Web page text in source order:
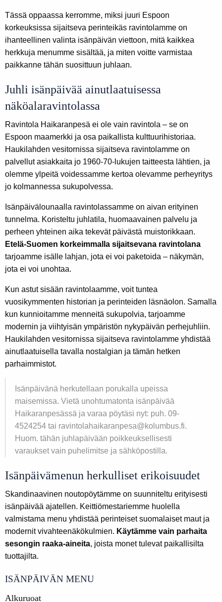
Tässä oppaassa kerromme, miksi juuri Espoon
korkeuksissa sijaitseva perinteikäs ravintolamme on
ihanteellinen valinta isänpäivän viettoon, mitä kaikkea
herkkuja menumme sisältää, ja miten voitte varmistaa
paikkanne tähän suosittuun juhlaan.
Juhli isänpäivää ainutlaatuisessa
näköalaravintolassa
Ravintola Haikaranpesä ei ole vain ravintola – se on
Espoon maamerkki ja osa paikallista kulttuurihistoriaa.
Haukilahden vesitornissa sijaitseva ravintolamme on
palvellut asiakkaita jo 1960-70-lukujen taitteesta lähtien, ja
olemme ylpeitä voidessamme kertoa olevamme perheyritys
jo kolmannessa sukupolvessa.
Isänpäivälounaalla ravintolassamme on aivan erityinen
tunnelma. Koristeltu juhlatila, huomaavainen palvelu ja
perheen yhteinen aika tekevät päivästä muistorikkaan.
Etelä-Suomen korkeimmalla sijaitsevana ravintolana
tarjoamme isälle lahjan, jota ei voi paketoida – näkymän,
jota ei voi unohtaa.
Kun astut sisään ravintolaamme, voit tuntea
vuosikymmenten historian ja perinteiden läsnäolon. Samalla
kun kunnioitamme menneitä sukupolvia, tarjoamme
modernin ja viihtyisän ympäristön nykypäivän perhejuhliin.
Haukilahden vesitornissa sijaitseva ravintolamme yhdistää
ainutlaatuisella tavalla nostalgian ja tämän hetken
parhaimmistot.
Isänpäivänä herkutellaan porukalla upeissa
maisemissa. Vietä unohtumatonta isänpäivää
Haikaranpesässä ja varaa pöytäsi nyt: puh. 09-
4524254 tai ravintolahaikaranpesa@kolumbus.fi.
Huom. tähän juhlapäivään poikkeuksellisesti
varaukset vain puhelimitse ja sähköpostilla.
Isänpäivämenun herkulliset erikoisuudet
Skandinaavinen noutopöytämme on suunniteltu erityisesti
isänpäivää ajatellen. Keittiömestariemme huolella
valmistama menu yhdistää perinteiset suomalaiset maut ja
modernit vivahteenäkökulmien. Käytämme vain parhaita
sesongin raaka-aineita, joista monet tulevat paikallisilta
tuottajilta.
ISÄNPÄIVÄN MENU
Alkuruoat